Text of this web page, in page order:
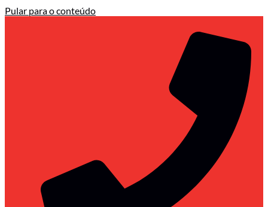
Pular para o conteúdo